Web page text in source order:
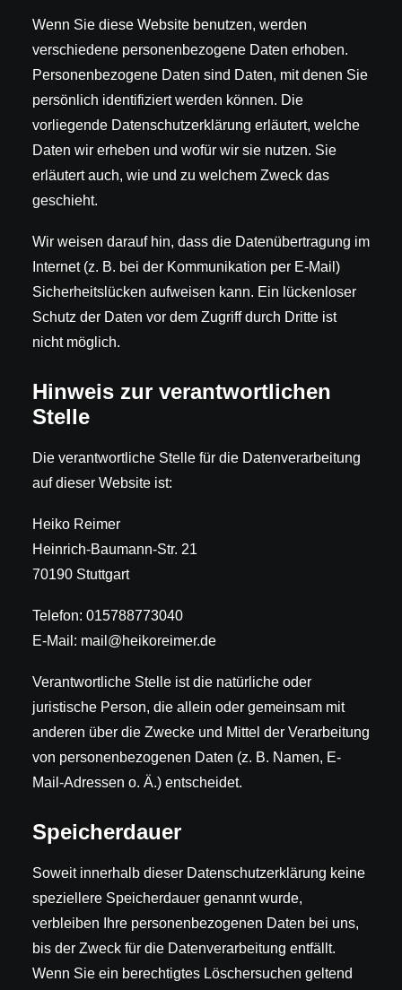
Wenn Sie diese Website benutzen, werden
verschiedene personenbezogene Daten erhoben.
Personenbezogene Daten sind Daten, mit denen Sie
persönlich identifiziert werden können. Die
vorliegende Datenschutzerklärung erläutert, welche
Daten wir erheben und wofür wir sie nutzen. Sie
erläutert auch, wie und zu welchem Zweck das
geschieht.
Wir weisen darauf hin, dass die Datenübertragung im
Internet (z. B. bei der Kommunikation per E-Mail)
Sicherheitslücken aufweisen kann. Ein lückenloser
Schutz der Daten vor dem Zugriff durch Dritte ist
nicht möglich.
Hinweis zur verantwortlichen
Stelle
Die verantwortliche Stelle für die Datenverarbeitung
auf dieser Website ist:
Heiko Reimer
Heinrich-Baumann-Str. 21
70190 Stuttgart
Telefon: 015788773040
E-Mail: mail@heikoreimer.de
Verantwortliche Stelle ist die natürliche oder
juristische Person, die allein oder gemeinsam mit
anderen über die Zwecke und Mittel der Verarbeitung
von personenbezogenen Daten (z. B. Namen, E-
Mail-Adressen o. Ä.) entscheidet.
Speicherdauer
Soweit innerhalb dieser Datenschutzerklärung keine
speziellere Speicherdauer genannt wurde,
verbleiben Ihre personenbezogenen Daten bei uns,
bis der Zweck für die Datenverarbeitung entfällt.
Wenn Sie ein berechtigtes Löschersuchen geltend